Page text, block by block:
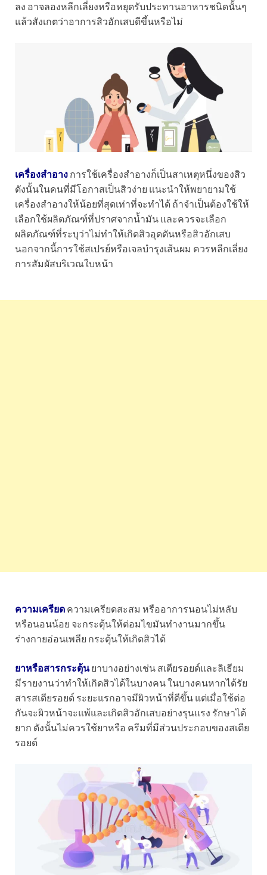
ลง อาจลองหลีกเลี่ยงหรือหยุดรับประทานอาหารชนิดนั้นๆ
แล้วสังเกตว่าอาการสิวอักเสบดีขึ้นหรือไม่
เครื่องสำอาง การใช้เครื่องสำอางก็เป็นสาเหตุหนึ่งของสิว
ดังนั้นในคนที่มีโอกาสเป็นสิวง่าย แนะนำให้พยายามใช้
เครื่องสำอางให้น้อยที่สุดเท่าที่จะทำได้ ถ้าจำเป็นต้องใช้ให้
เลือกใช้ผลิตภัณฑ์ที่ปราศจากน้ำมัน และควรจะเลือก
ผลิตภัณฑ์ที่ระบุว่าไม่ทำให้เกิดสิวอุดตันหรือสิวอักเสบ
นอกจากนี้การใช้สเปรย์หรือเจลบำรุงเส้นผม ควรหลีกเลี่ยง
การสัมผัสบริเวณใบหน้า
ความเครียด ความเครียดสะสม หรืออาการนอนไม่หลับ
หรือนอนน้อย จะกระตุ้นให้ต่อมไขมันทำงานมากขึ้น
ร่างกายอ่อนเพลีย กระตุ้นให้เกิดสิวได้
ยาหรือสารกระตุ้นยาบางอย่างเช่น สเตียรอยด์และลิเธียม
มีรายงานว่าทำให้เกิดสิวได้ในบางคน ในบางคนหากได้รัย
สารสเตียรอยด์ ระยะแรกอาจมีผิวหน้าที่ดีขึ้น แต่เมื่อใช้ต่อ
กันจะผิวหน้าจะแพ้และเกิดสิวอักเสบอย่างรุนแรง รักษาได้
ยาก ดังนั้นไม่ควรใช้ยาหรือ ครีมที่มีส่วนประกอบของสเตีย
รอยด์